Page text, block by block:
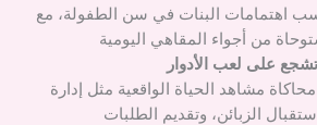
اهتمامات البنات في سن الطفولة، مع
مشاهد الحياة الواقعية مثل إدارة